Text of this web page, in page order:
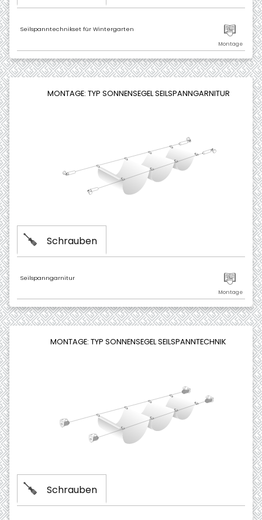
Seilspanntechnikset für Wintergarten
MONTAGE: TYP SONNENSEGEL SEILSPANNGARNITUR
Schrauben
Seilspanngarnitur
MONTAGE: TYP SONNENSEGEL SEILSPANNTECHNIK
Schrauben